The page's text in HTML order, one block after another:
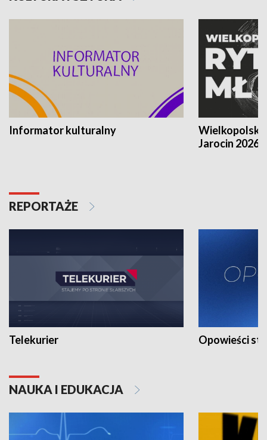
Informator kulturalny
Jarocin 2026
REPORTAŻE
Telekurier Opowieści
NAUKA I EDUKACJA